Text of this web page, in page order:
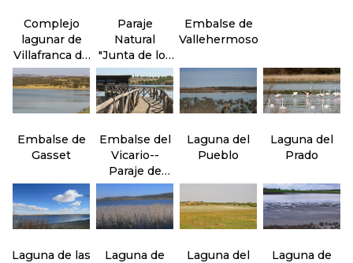
Complejo
lagunar de
Villafranca de
los
Caballeros
Paraje
Natural
"Junta de los
ríos" Záncara
y Cigüela
Embalse de
Vallehermoso
Embalse de
Gasset
Embalse del
Vicario--
Paraje de
Peralvillo
Laguna del
Pueblo
Laguna del
Prado
Laguna de las
Laguna de
Laguna del
Laguna de